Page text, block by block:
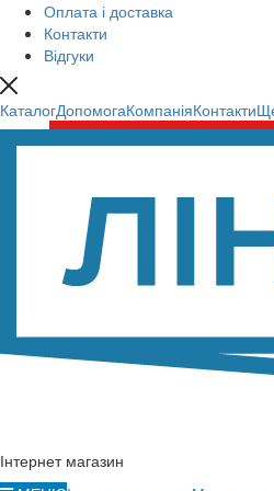
Оплата і доставка
Контакти
Відгуки
КаталогДопомогаКомпаніяКонтакти
Інтернет магазин